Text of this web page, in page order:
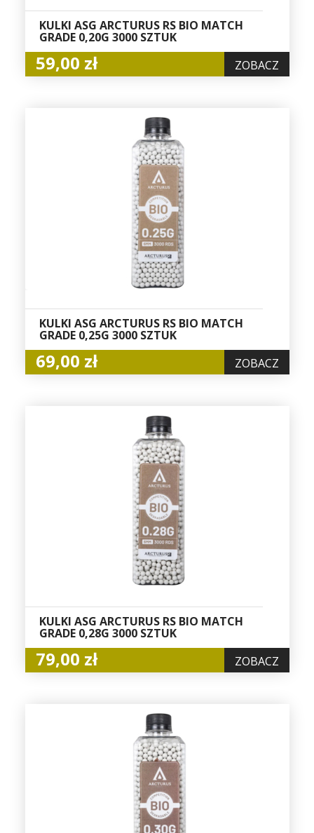
KULKI ASG ARCTURUS RS BIO MATCH
GRADE 0,20G 3000 SZTUK
59,00 zł ZOBACZ
KULKI ASG ARCTURUS RS BIO MATCH
GRADE 0,25G 3000 SZTUK
69,00 zł ZOBACZ
KULKI ASG ARCTURUS RS BIO MATCH
GRADE 0,28G 3000 SZTUK
79,00 zł ZOBACZ